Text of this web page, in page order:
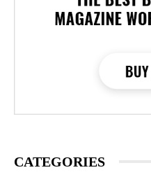
CATEGORIES